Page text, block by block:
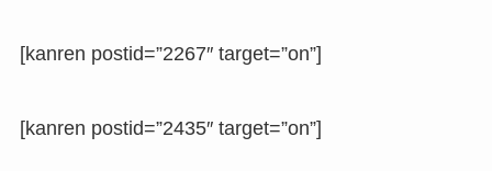
[kanren postid=”2267″ target=”on”]
[kanren postid=”2435″ target=”on”]